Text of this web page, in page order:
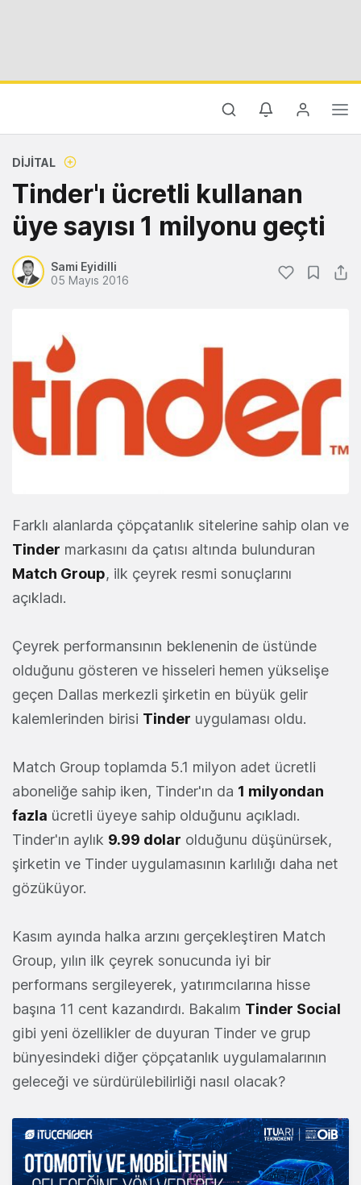
DIJITAL
Tinder'ı ücretli kullanan
üye sayısı 1 milyonu geçti
Sami Eyidilli
05 Mayıs 2016
Farklı alanlarda çöpçatanlık sitelerine sahip olan ve
Tinder markasını da çatısı altında bulunduran
Match Group, ilk çeyrek resmi sonuçlarını
açıkladı.
Çeyrek performansının beklenenin de üstünde
olduğunu gösteren ve hisseleri hemen yükselişe
geçen Dallas merkezli şirketin en büyük gelir
kalemlerinden birisi Tinder uygulaması oldu.
Match Group toplamda 5.1 milyon adet ücretli
aboneliğe sahip iken, Tinder'ın da 1 milyondan
fazla ücretli üyeye sahip olduğunu açıkladı.
Tinder'ın aylık 9.99 dolar olduğunu düşünürsek,
şirketin ve Tinder uygulamasının karlılığı daha net
gözüküyor.
Kasım ayında halka arzını gerçekleştiren Match
Group, yılın ilk çeyrek sonucunda iyi bir
performans sergileyerek, yatırımcılarına hisse
başına 11 cent kazandırdı. Bakalım Tinder Social
gibi yeni özellikler de duyuran Tinder ve grup
bünyesindeki diğer çöpçatanlık uygulamalarının
geleceği ve sürdürülebilirliği nasıl olacak?